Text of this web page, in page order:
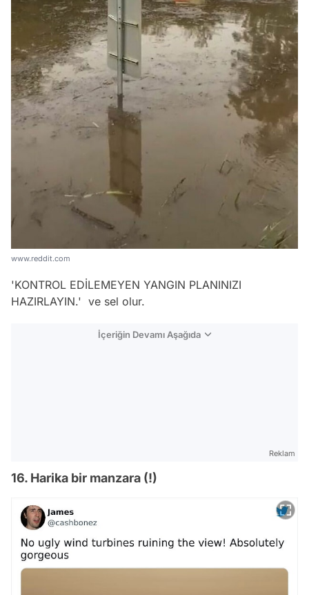
www.reddit.com
'KONTROL EDİLEMEYEN YANGIN PLANINIZI
HAZIRLAYIN.' ve sel olur.
İçeriğin Devamı Aşağıda
Reklam
16. Harika bir manzara (!)